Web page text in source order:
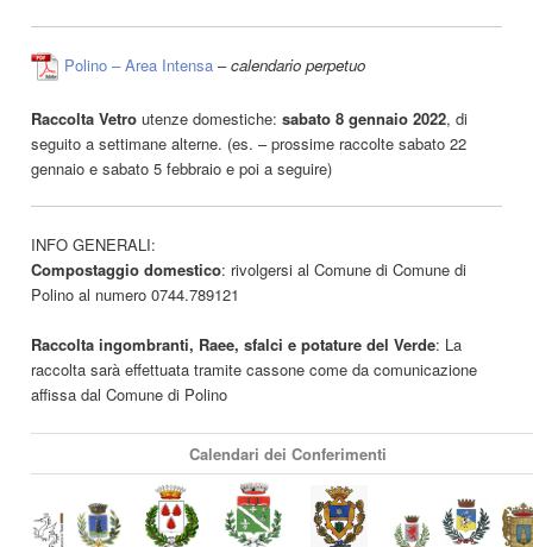
Polino – Area Intensa –calendario perpetuo
Raccolta Vetro utenze domestiche: sabato 8 gennaio 2022, di
seguito a settimane alterne. (es. – prossime raccolte sabato 22
gennaio e sabato 5 febbraio e poi a seguire)
INFO GENERALI:
Compostaggio domestico: rivolgersi al Comune di Comune di
Polino al numero 0744.789121
Raccolta ingombranti, Raee, sfalci e potature del Verde: La
raccolta sarà effettuata tramite cassone come da comunicazione
affissa dal Comune di Polino
Calendari dei Conferimenti